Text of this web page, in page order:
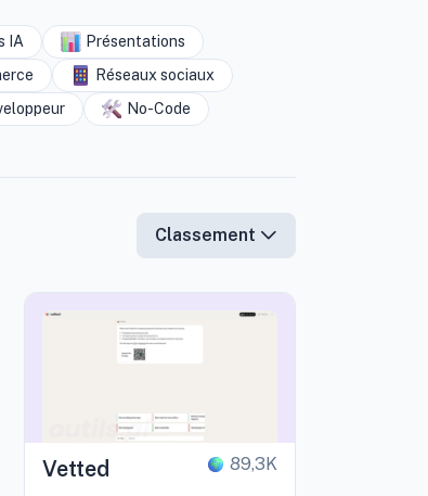
IA
Présentations
Réseaux sociaux
No-Code
Classement
Vetted 89,3K